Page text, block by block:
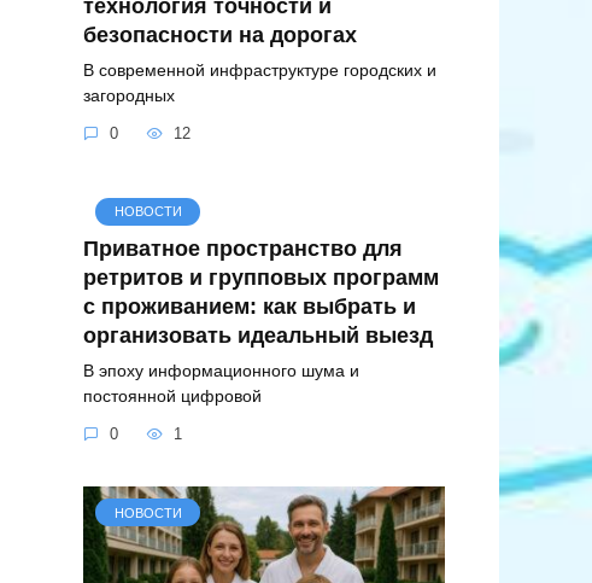
технология точности и
безопасности на дорогах
В современной инфраструктуре городских и
загородных
0 12
НОВОСТИ
Приватное пространство для
ретритов и групповых программ
с проживанием: как выбрать и
организовать идеальный выезд
В эпоху информационного шума и
постоянной цифровой
0 1
НОВОСТИ